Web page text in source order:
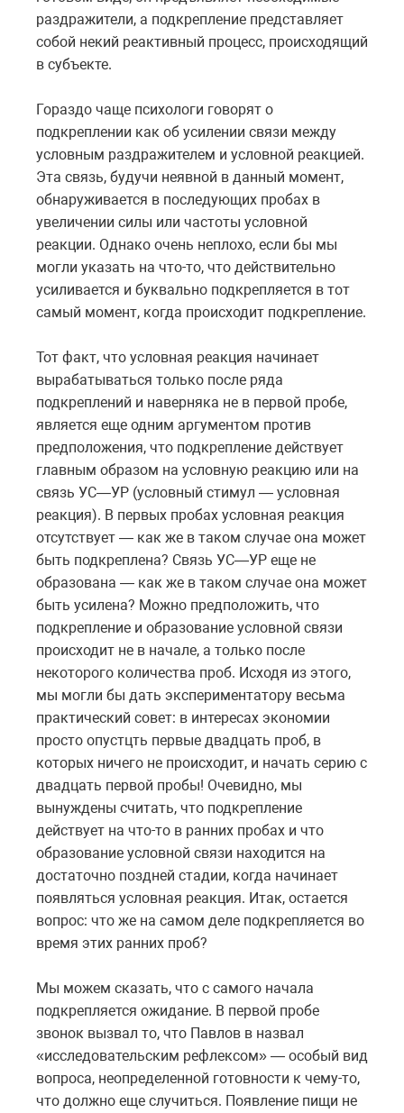
раздражители, а подкрепление представляет
собой некий реактивный процесс, происходящий
в субъекте.
Гораздо чаще психологи говорят о
подкреплении как об усилении связи между
условным раздражителем и условной реакцией.
Эта связь, будучи неявной в данный момент,
обнаруживается в последующих пробах в
увеличении силы или частоты условной
реакции. Однако очень неплохо, если бы мы
могли указать на что-то, что действительно
усиливается и буквально подкрепляется в тот
самый момент, когда происходит подкрепление.
Тот факт, что условная реакция начинает
вырабатываться только после ряда
подкреплений и наверняка не в первой пробе,
является еще одним аргументом против
предположения, что подкрепление действует
главным образом на условную реакцию или на
связь УС—УР (условный стимул — условная
реакция). В первых пробах условная реакция
отсутствует — как же в таком случае она может
быть подкреплена? Связь УС—УР еще не
образована — как же в таком случае она может
быть усилена? Можно предположить, что
подкрепление и образование условной связи
происходит не в начале, а только после
некоторого количества проб. Исходя из этого,
мы могли бы дать экспериментатору весьма
практический совет: в интересах экономии
просто опустцть первые двадцать проб, в
которых ничего не происходит, и начать серию с
двадцать первой пробы! Очевидно, мы
вынуждены считать, что подкрепление
действует на что-то в ранних пробах и что
образование условной связи находится на
достаточно поздней стадии, когда начинает
появляться условная реакция. Итак, остается
вопрос: что же на самом деле подкрепляется во
время этих ранних проб?
Мы можем сказать, что с самого начала
подкрепляется ожидание. В первой пробе
звонок вызвал то, что Павлов в назвал
«исследовательским рефлексом» — особый вид
вопроса, неопределенной готовности к чему-то,
что должно еще случиться. Появление пищи не